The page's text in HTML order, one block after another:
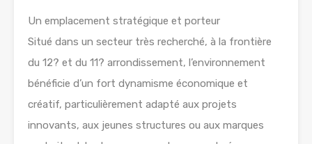
Un emplacement stratégique et porteur
Situé dans un secteur très recherché, à la frontière
du 12? et du 11? arrondissement, l’environnement
bénéficie d’un fort dynamisme économique et
créatif, particulièrement adapté aux projets
innovants, aux jeunes structures ou aux marques